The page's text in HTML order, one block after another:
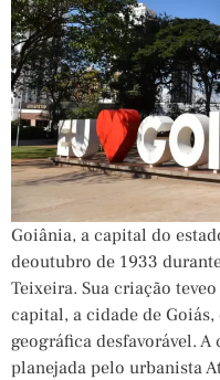
Goiânia, a capital do
deoutubro de 1933
Teixeira. Sua criação
capital, a cidade de
geográfica desfavorável.
planejada pelo urbanista